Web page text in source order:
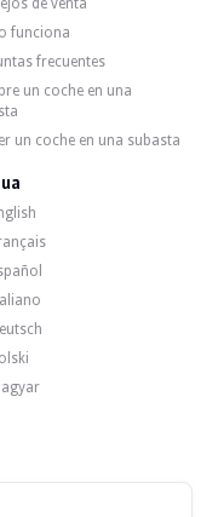
de venta
funciona
frecuentes
un coche en una
un coche en una subasta